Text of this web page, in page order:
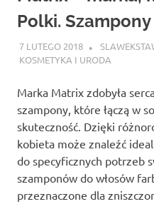
Polki.
7 LUTEGO 2018
KOSMETYKA I URODA
Marka Matrix zdobyła
szampony, które łączą w
skuteczność. Dzięki
kobieta może znaleźć
do specyficznych potrzeb
szamponów do włosów
przeznaczone dla